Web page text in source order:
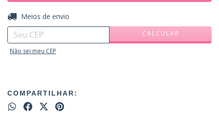
Entregas para o CEP:
Meios de envio
CALCULAR
Não sei meu CEP
COMPARTILHAR: